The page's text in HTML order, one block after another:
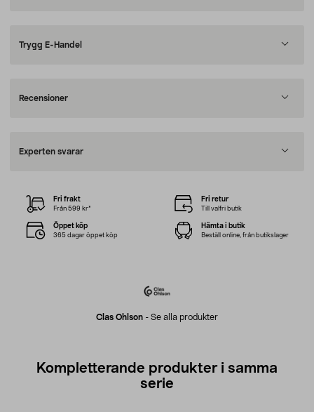
Trygg E-Handel
Recensioner
Experten svarar
Clas Ohlson - Se alla produkter
Fri frakt
Från 599 kr*
Fri retur
Till valfri butik
Öppet köp
365 dagar öppet köp
Hämta i butik
Beställ online, från butikslager
Kompletterande produkter i samma
serie